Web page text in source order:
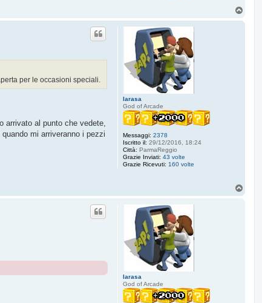
larasa
God of Arcade
Messaggi: 2378
Iscritto il: 29/12/2016, 18:24
Città: ParmaReggio
Grazie Inviati: 43 volte
Grazie Ricevuti: 160 volte
per le occasioni speciali.
arrivato al punto che vedete,
mi arriveranno i pezzi
larasa
God of Arcade